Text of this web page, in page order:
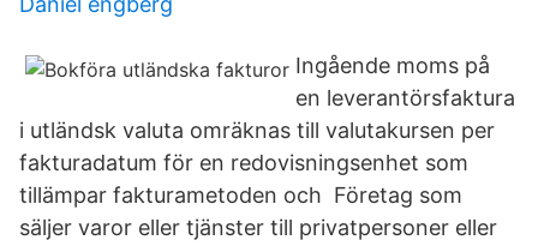
Ingående moms på
en leverantörsfaktura
i utländsk valuta omräknas till valutakursen per
fakturadatum för en redovisningsenhet som
tillämpar fakturametoden och Företag som
säljer varor eller tjänster till privatpersoner eller